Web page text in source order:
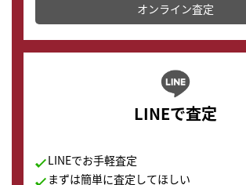
オンライン査定
LINEで査定
LINEでお手軽査定
まずは簡単に査定してほしい